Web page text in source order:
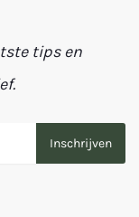
tips en